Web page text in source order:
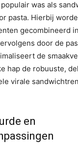
was als
pasta. Hierbij
gecombineerd
door de
de
hap de robuuste,
virale
en